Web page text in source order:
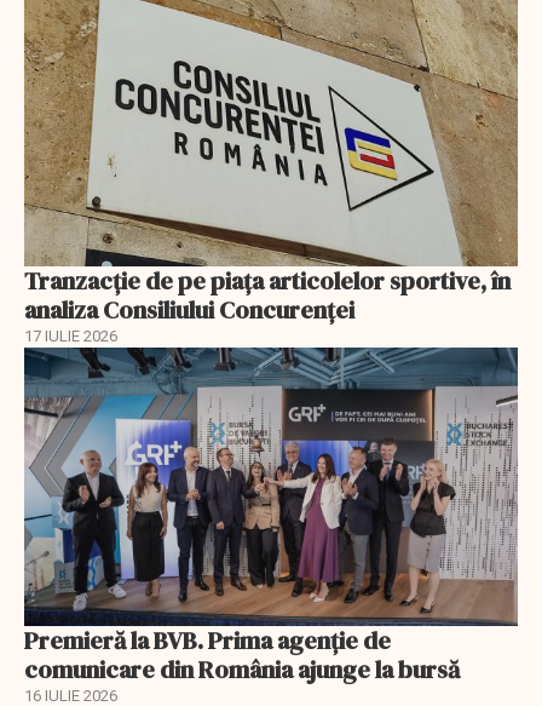
Tranzacție de pe piața articolelor sportive, în
analiza Consiliului Concurenţei
17 IULIE 2026
Premieră la BVB. Prima agenție de
comunicare din România ajunge la bursă
16 IULIE 2026